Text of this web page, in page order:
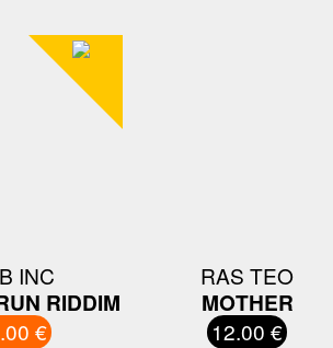
INC
RIDDIM
€
RAS TEO
MOTHER
12.00 €